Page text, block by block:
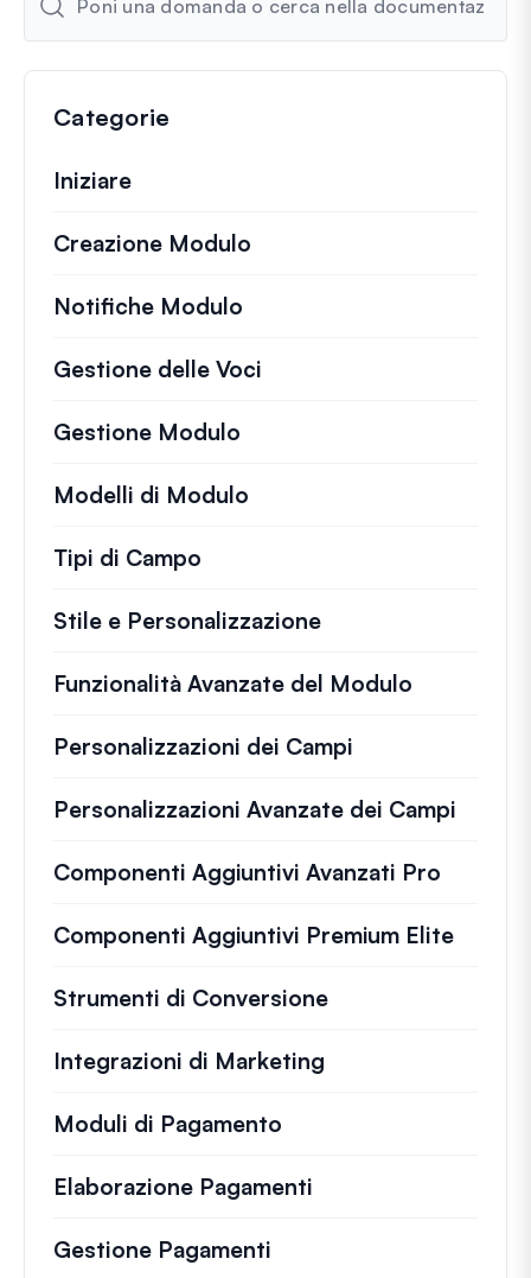
Categorie
Iniziare
Creazione Modulo
Notifiche Modulo
Gestione delle Voci
Gestione Modulo
Modelli di Modulo
Tipi di Campo
Stile e Personalizzazione
Funzionalità Avanzate del Modulo
Personalizzazioni dei Campi
Personalizzazioni Avanzate dei Campi
Componenti Aggiuntivi Avanzati Pro
Componenti Aggiuntivi Premium Elite
Strumenti di Conversione
Integrazioni di Marketing
Moduli di Pagamento
Elaborazione Pagamenti
Gestione Pagamenti